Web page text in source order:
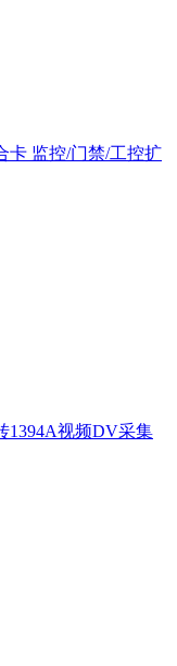
卡 监控/门禁/工控扩
1394A视频DV采集